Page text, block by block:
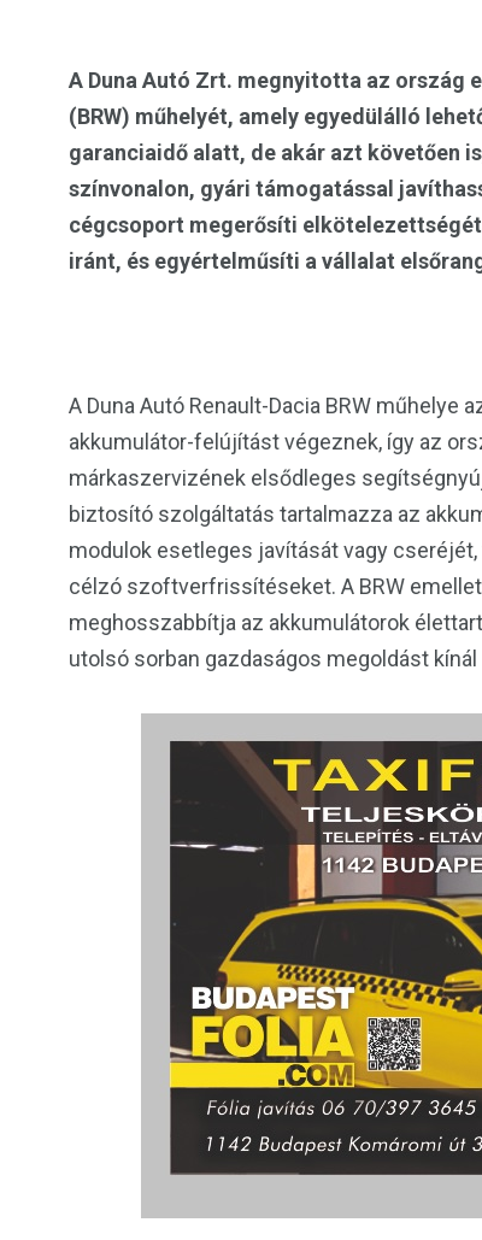
A Duna Autó Zrt. megnyitotta az ország
(BRW) műhelyét, amely egyedülálló
garanciaidő alatt, de akár azt követően
színvonalon, gyári támogatással
cégcsoport megerősíti
iránt, és egyértelműsíti a vállalat
A Duna Autó Renault-Dacia BRW műhelye
akkumulátor-felújítást végeznek, így az
márkaszervizének elsődleges
biztosító szolgáltatás tartalmazza az
modulok esetleges javítását vagy
célzó szoftverfrissítéseket. A BRW
meghosszabbítja az akkumulátorok
utolsó sorban gazdaságos megoldást